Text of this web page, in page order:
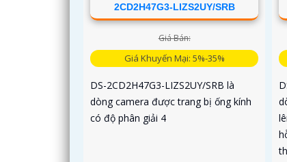
2CD2H47G3-LIZS2UY/SRB
Giá Bán:
Giá Khuyến Mại: 5%-35%
DS-2CD2H47G3-LIZS2UY/SRB là
dòng camera được trang bị ống kính
có độ phân giải 4